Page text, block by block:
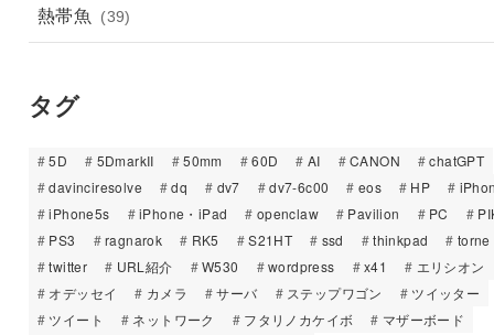
熱帯魚 (39)
タグ
5D 5DmarkII 50mm 60D AI CANON
chatGPT
davinciresolve
dq dv7 dv7-6c00 eos HP
iPhone5s
iPhone・iPad openclaw Pavilion PC
PS3
ragnarok RK5 S21HT ssd thinkpad
torne
twitter
URL紹介 W530 wordpress x41
エリシオン
オデッセイ
カメラ サーバ ステップワゴン
ツイッター
ツイート
ネットワーク フタリノカケイボ
マザーボード